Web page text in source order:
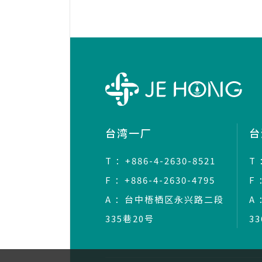
台湾一厂
T ：+886-4-2630-8521
F ：+886-4-2630-4795
A ：台中梧栖区永兴路二段
335巷20号
T
F
A